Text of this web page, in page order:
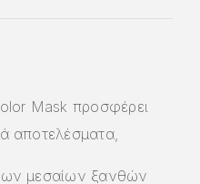
Mask προσφέρει
αποτελέσματα,
μεσαίων ξανθών